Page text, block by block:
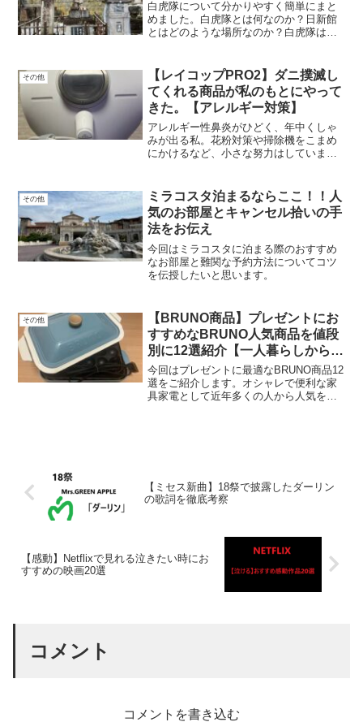
白虎隊について分かりやすく簡単にまと
めました。白虎隊とは何なのか？日新館
とはどのような場所なのか？白虎隊は何
問を9つ集めて回答しています。
その他
【レイコップPRO2】ダニ撲滅し
てくれる商品が私のもとにやって
きた。【アレルギー対策】
アレルギー性鼻炎がひどく、年中くしゃ
みが出る私。花粉対策や掃除機をこまめ
にかけるなど、小さな努力はしていまし
ー検査を実施してみました。※本ページ
はプロモーションが含まれ...
その他
ミラコスタ泊まるならここ！！人
気のお部屋とキャンセル拾いの手
法をお伝え
今回はミラコスタに泊まる際のおすすめ
なお部屋と難関な予約方法についてコツ
を伝授したいと思います。
その他
【BRUNO商品】プレゼントにお
すすめなBRUNO人気商品を値段
別に12選紹介【一人暮らしから家
族持ちまで】
今回はプレゼントに最適なBRUNO商品12
選をご紹介します。オシャレで便利な家
具家電として近年多くの人から人気を集
【ミセス新曲】18祭で披露したダーリン
の歌詞を徹底考察
【感動】Netflixで見れる泣きたい時にお
すすめの映画20選
コメント
コメントを書き込む